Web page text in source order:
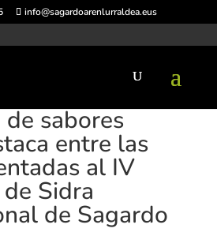
info@sagardoarenlurraldea.eus
sabores
entre las
al IV
Sidra
de Sagardo